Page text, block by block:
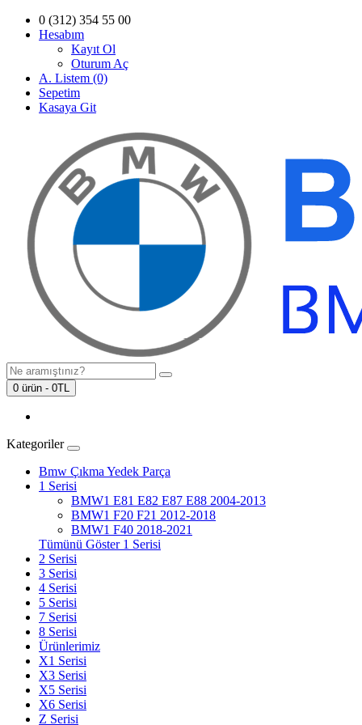
0 (312) 354 55 00
Hesabım
Kayıt Ol
Oturum Aç
A. Listem (0)
Sepetim
Kasaya Git
0 ürün - 0TL
Kategoriler
Bmw Çıkma Yedek Parça
1 Serisi
BMW1 E81 E82 E87 E88 2004-2013
BMW1 F20 F21 2012-2018
BMW1 F40 2018-2021
Tümünü Göster 1 Serisi
2 Serisi
3 Serisi
4 Serisi
5 Serisi
7 Serisi
8 Serisi
Ürünlerimiz
X1 Serisi
X3 Serisi
X5 Serisi
X6 Serisi
Z Serisi